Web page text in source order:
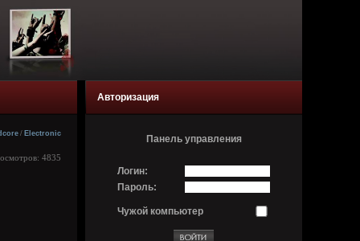
/ Electronic
4835
Авторизация
Панель управления
Логин:
Пароль:
Чужой компьютер